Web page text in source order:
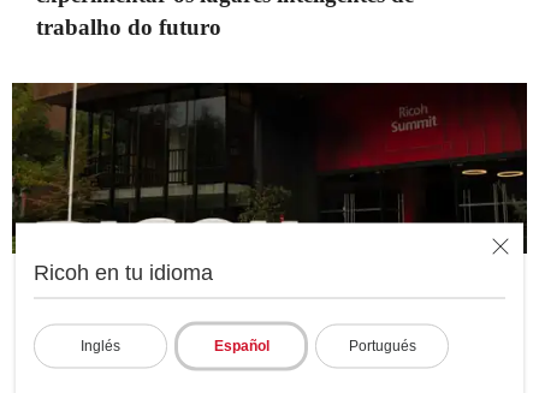
Ricoh en tu idioma
Inglés Español Portugués
trabalho do futuro
Spanish
Ricoh Summit 2026: América Latina se conecta